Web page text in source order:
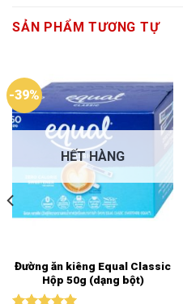
SẢN PHẨM TƯƠNG TỰ
-39%
HẾT HÀNG
Đường ăn kiêng Equal Classic
Hộp 50g (dạng bột)